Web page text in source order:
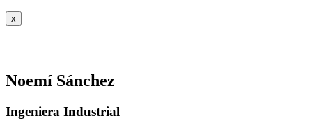
x
Noemí Sánchez
Ingeniera Industrial